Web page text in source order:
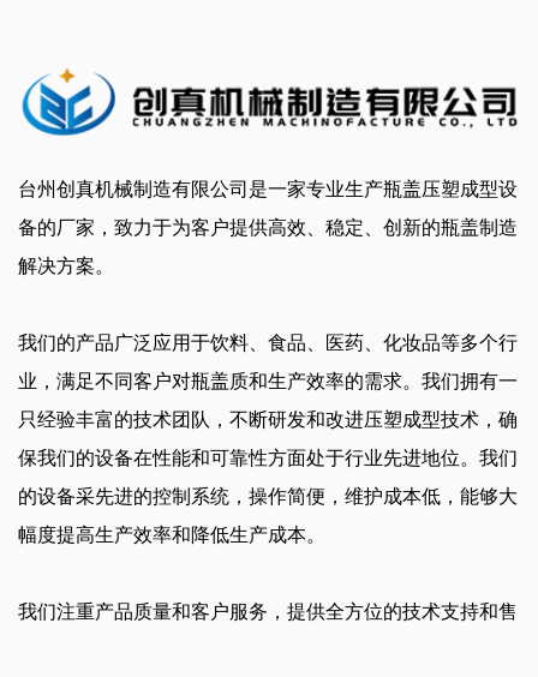
台州创真机械制造有限公司是一家专业生产瓶盖压塑成型设
备的厂家，致力于为客户提供高效、稳定、创新的瓶盖制造
解决方案。
我们的产品广泛应用于饮料、食品、医药、化妆品等多个行
业，满足不同客户对瓶盖质和生产效率的需求。我们拥有一
只经验丰富的技术团队，不断研发和改进压塑成型技术，确
保我们的设备在性能和可靠性方面处于行业先进地位。我们
的设备采先进的控制系统，操作简便，维护成本低，能够大
幅度提高生产效率和降低生产成本。
我们注重产品质量和客户服务，提供全方位的技术支持和售